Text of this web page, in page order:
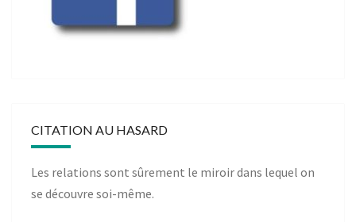
CITATION AU HASARD
Les relations sont sûrement le miroir dans lequel on
se découvre soi-même.